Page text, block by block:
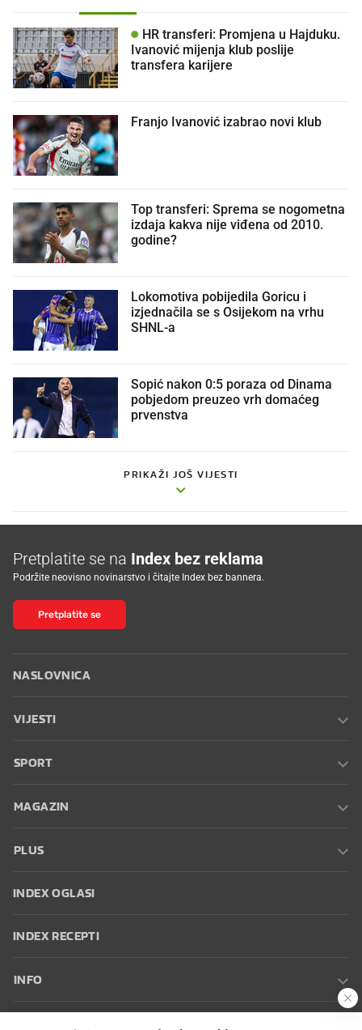
HR transferi: Promjena u Hajduku.
Ivanović mijenja klub poslije
transfera karijere
Franjo Ivanović izabrao novi klub
Top transferi: Sprema se nogometna
izdaja kakva nije viđena od 2010.
godine?
Lokomotiva pobijedila Goricu i
izjednačila se s Osijekom na vrhu
SHNL-a
Sopić nakon 0:5 poraza od Dinama
pobjedom preuzeo vrh domaćeg
prvenstva
PRIKAŽI JOŠ VIJESTI
Pretplatite se na Index bez reklama
Podržite neovisno novinarstvo i čitajte Index bez bannera.
Pretplatite se
NASLOVNICA
VIJESTI
SPORT
MAGAZIN
PLUS
INDEX OGLASI
INDEX RECEPTI
INFO